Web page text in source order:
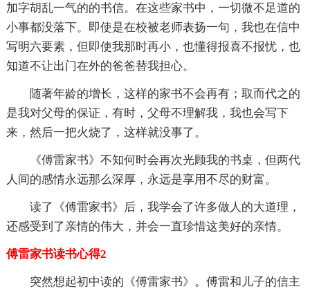
加字胡乱一气的的书信。在这些家书中，一切微不足道的
小事都没落下。即使是在校被老师表扬一句，我也在信中
写明六要素，但即使我那时再小，也懂得报喜不报忧，也
知道不让出门在外的爸爸替我担心。
随著年龄的增长，这样的家书不会再有；取而代之的
是我对父母的保证，有时，父母不理解我，我也会写下
来，然后一把火烧了，这样就没事了。
《傅雷家书》不知何时会再次光顾我的书桌，但两代
人间的感情永远那么深厚，永远是享用不尽的财富。
读了《傅雷家书》后，我学会了许多做人的大道理，
还感受到了亲情的伟大，并会一直珍惜这美好的亲情。
傅雷家书读书心得2
突然想起初中读的《傅雷家书》。傅雷和儿子的信主